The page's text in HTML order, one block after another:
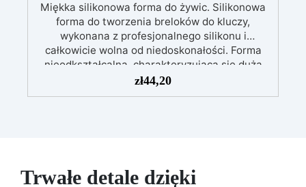
Miękka silikonowa forma do żywic. Silikonowa
forma do tworzenia breloków do kluczy,
wykonana z profesjonalnego silikonu i
całkowicie wolna od niedoskonałości. Forma
nieodkształcalna, charakteryzująca się dużą
wytrzymałością i trwałością. Rodzaj techniki
ręcznej: Tworzenie breloków. Materiał: silikon
zł44,20
Trwałe detale dzięki